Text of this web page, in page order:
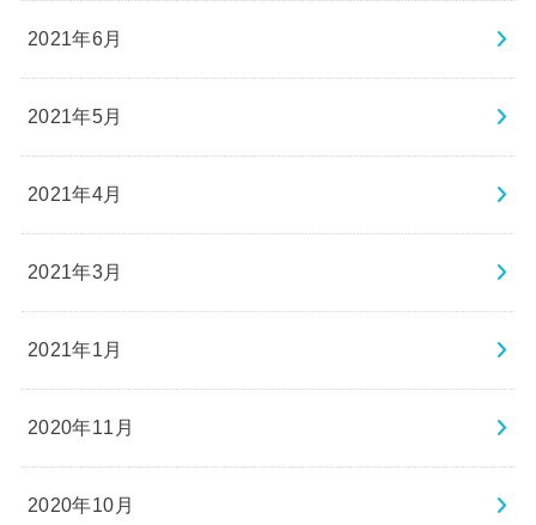
2021年6月
2021年5月
2021年4月
2021年3月
2021年1月
2020年11月
2020年10月